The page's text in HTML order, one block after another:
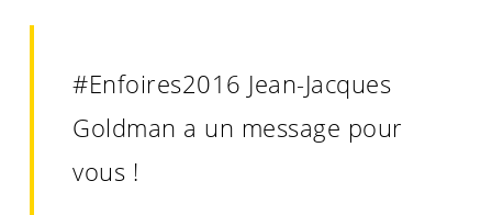
#Enfoires2016 Jean-Jacques
Goldman a un message pour
vous !